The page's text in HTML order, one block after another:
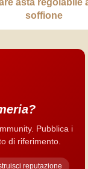
soffione
Pubblica i
di riferimento.
reputazione